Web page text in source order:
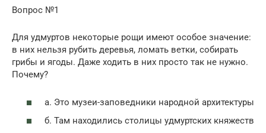
Вопрос №1
Для удмуртов некоторые рощи имеют особое значение:
в них нельзя рубить деревья, ломать ветки, собирать
грибы и ягоды. Даже ходить в них просто так не нужно.
Почему?
а. Это музеи-заповедники народной архитектуры
б. Там находились столицы удмуртских княжеств